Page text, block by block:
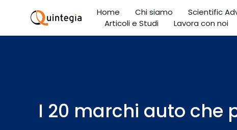
Home Chi siamo Scientific
Articoli e Studi
Lavora con noi
I 20 marchi auto che